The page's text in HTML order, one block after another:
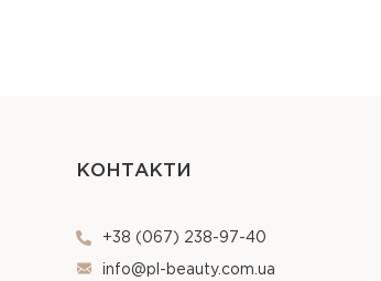
КОНТАКТИ
+38 (067) 238-97-40
info@pl-beauty.com.ua